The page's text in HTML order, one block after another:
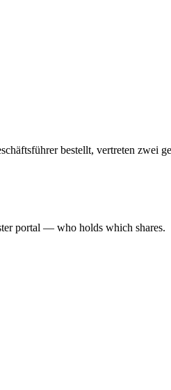
bestellt, vertreten zwei
portal — who holds which shares.